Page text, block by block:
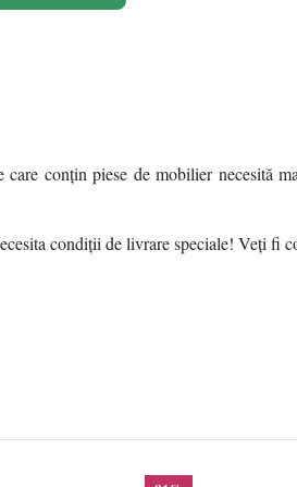
conțin piese de mobilier necesită
condiții de livrare speciale! Veți fi